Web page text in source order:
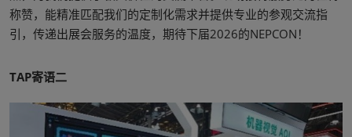
称赞，能精准匹配我们的定制化需求并提供专业的参观交流指
引，传递出展会服务的温度，期待下届2026的NEPCON！
TAP寄语二